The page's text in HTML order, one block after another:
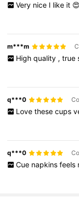
Very nice I like it
m***m
High quality , true
q***0
Love these cups
q***0
Cue napkins feels